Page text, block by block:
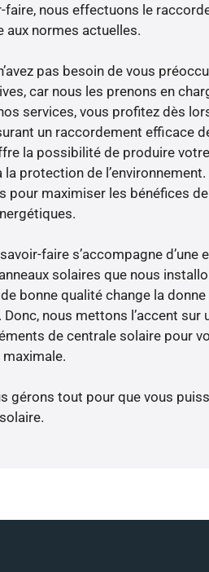
faire, nous effectuons le
aux normes actuelles.
pas besoin de vous
car nous les prenons en
services, vous profitez dès
un raccordement efficace
la possibilité de produire
protection de
pour maximiser les bénéfices
faire s’accompagne d’une
solaires que nous
bonne qualité change la
Donc, nous mettons l’accent
de centrale solaire pour
gérons tout pour que vous